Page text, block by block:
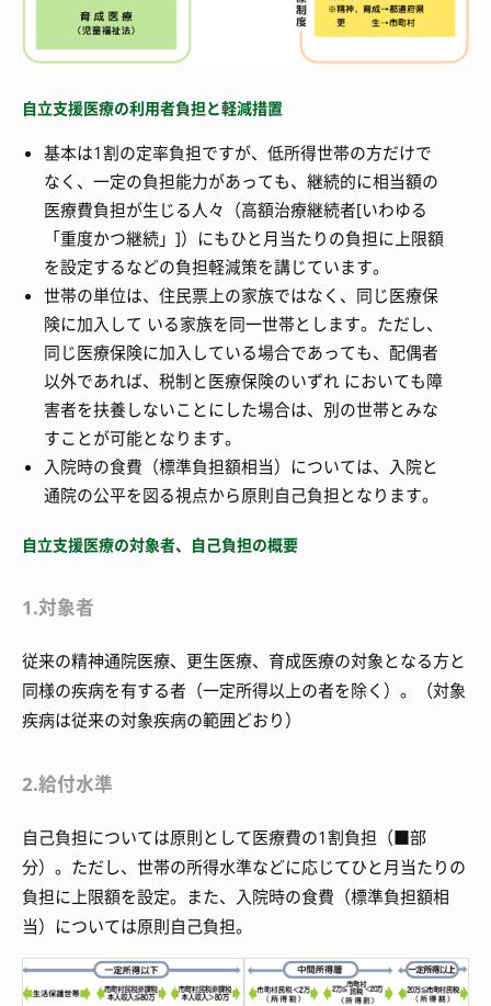
自立支援医療の利用者負担と軽減措置
基本は1割の定率負担ですが、低所得世帯の方だけで
なく、一定の負担能力があっても、継続的に相当額の
医療費負担が生じる人々（高額治療継続者[いわゆる
「重度かつ継続」]）にもひと月当たりの負担に上限額
を設定するなどの負担軽減策を講じています。
世帯の単位は、住民票上の家族ではなく、同じ医療保
険に加入して いる家族を同一世帯とします。ただし、
同じ医療保険に加入している場合であっても、配偶者
以外であれば、税制と医療保険のいずれ においても障
害者を扶養しないことにした場合は、別の世帯とみな
すことが可能となります。
入院時の食費（標準負担額相当）については、入院と
通院の公平を図る視点から原則自己負担となります。
自立支援医療の対象者、自己負担の概要
1.対象者
従来の精神通院医療、更生医療、育成医療の対象となる方と
同様の疾病を有する者（一定所得以上の者を除く）。（対象
疾病は従来の対象疾病の範囲どおり）
2.給付水準
自己負担については原則として医療費の1割負担（■部
分）。ただし、世帯の所得水準などに応じてひと月当たりの
負担に上限額を設定。また、入院時の食費（標準負担額相
当）については原則自己負担。